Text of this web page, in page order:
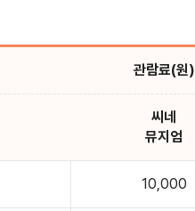
관람료(원)
씨네
뮤지엄
10,000